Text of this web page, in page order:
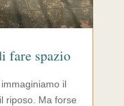
fare spazio
il
riposo. Ma forse